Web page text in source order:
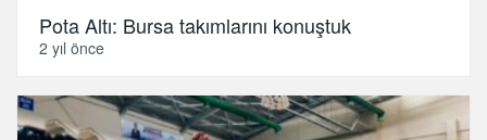
Pota Altı: Bursa takımlarını konuştuk
2 yıl önce